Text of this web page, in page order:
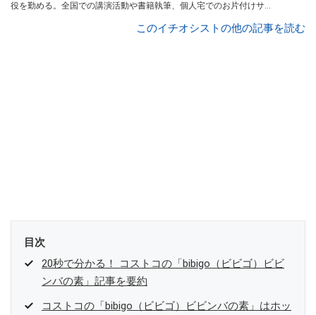
役を勤める。全国での講演活動や書籍執筆、個人宅でのお片付けサポ
このイチオシストの他の記事を読む
目次
20秒で分かる！ コストコの「bibigo（ビビゴ）ビビ
ンバの素」記事を要約
コストコの「bibigo（ビビゴ）ビビンバの素」はホッ